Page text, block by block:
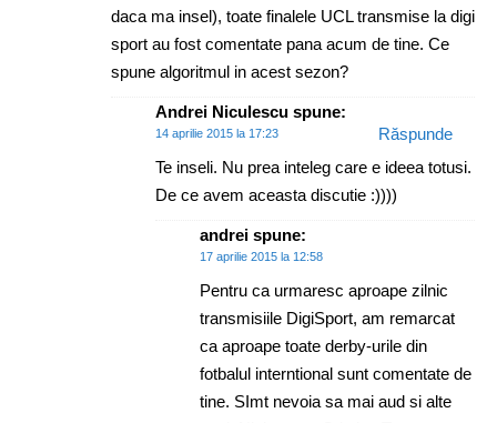
daca ma insel), toate finalele UCL transmise la digi
sport au fost comentate pana acum de tine. Ce
spune algoritmul in acest sezon?
Andrei Niculescu spune:
14 aprilie 2015 la 17:23
Te inseli. Nu prea inteleg care e ideea totusi.
De ce avem aceasta discutie :))))
Răspunde
andrei spune:
17 aprilie 2015 la 12:58
Pentru ca urmaresc aproape zilnic
transmisiile DigiSport, am remarcat
ca aproape toate derby-urile din
fotbalul interntional sunt comentate de
tine. SImt nevoia sa mai aud si alte